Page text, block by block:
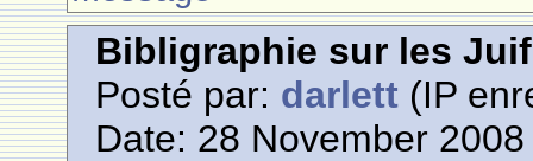
Bibligraphie sur les
Posté par: darlett (IP
Date: 28 November